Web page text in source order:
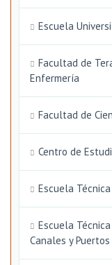
Escuela
Facultad de
Enfermería
Facultad de
Centro de
Escuela
Escuela
Canales y Puertos